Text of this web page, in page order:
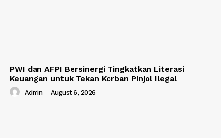
PWI dan AFPI Bersinergi Tingkatkan Literasi
Keuangan untuk Tekan Korban Pinjol Ilegal
Admin - August 6, 2026